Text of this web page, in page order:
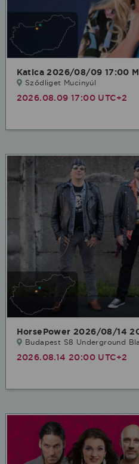
Katica 2026/08/09 17:00
Sződliget Mucinyúl
2026.08.09 17:00 UTC+2
HorsePower 2026/08/14
Budapest S8 Underground
2026.08.14 20:00 UTC+2